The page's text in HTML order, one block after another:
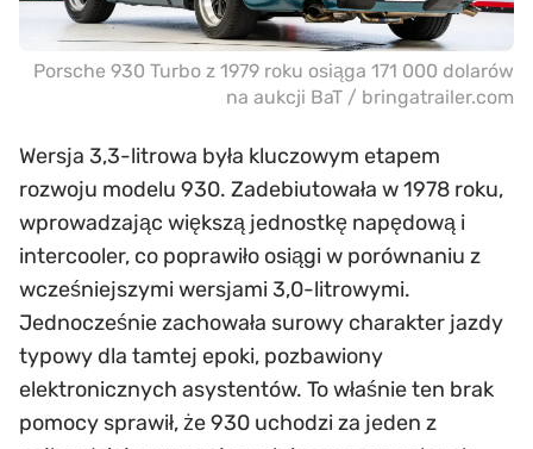
Porsche 930 Turbo z 1979 roku osiąga 171 000 dolarów
na aukcji BaT / bringatrailer.com
Wersja 3,3-litrowa była kluczowym etapem
rozwoju modelu 930. Zadebiutowała w 1978 roku,
wprowadzając większą jednostkę napędową i
intercooler, co poprawiło osiągi w porównaniu z
wcześniejszymi wersjami 3,0-litrowymi.
Jednocześnie zachowała surowy charakter jazdy
typowy dla tamtej epoki, pozbawiony
elektronicznych asystentów. To właśnie ten brak
pomocy sprawił, że 930 uchodzi za jeden z